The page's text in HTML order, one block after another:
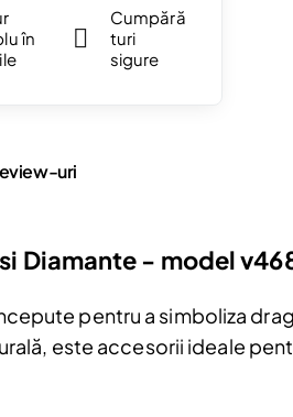
în
Cumpără
turi
sigure
uri
Diamante - model
pentru a simboliza
este accesorii ideale